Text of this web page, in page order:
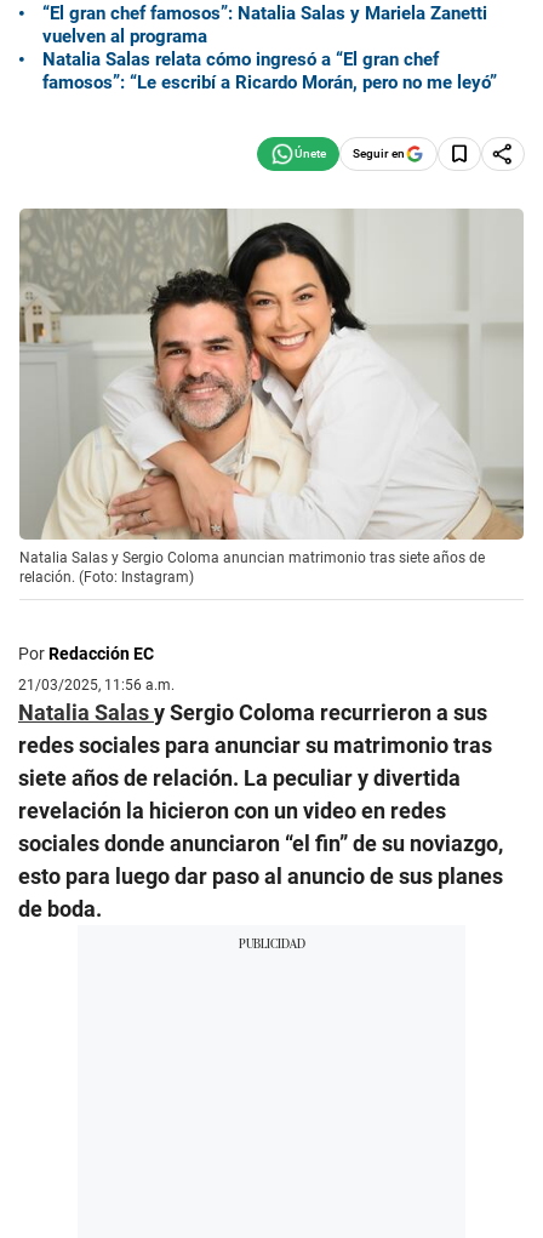
“El gran chef famosos”: Natalia Salas y Mariela Zanetti
vuelven al programa
Natalia Salas relata cómo ingresó a “El gran chef
famosos”: “Le escribí a Ricardo Morán, pero no me leyó”
Seguir en
Natalia Salas y Sergio Coloma anuncian matrimonio tras siete años de
relación. (Foto: Instagram)
PorRedacción EC
21/03/2025, 11:56 a.m.
Natalia Salasy Sergio Coloma recurrieron a sus
redes sociales para anunciar su matrimonio tras
siete años de relación. La peculiar y divertida
revelación la hicieron con un video en redes
sociales donde anunciaron “el fin” de su noviazgo,
esto para luego dar paso al anuncio de sus planes
de boda.